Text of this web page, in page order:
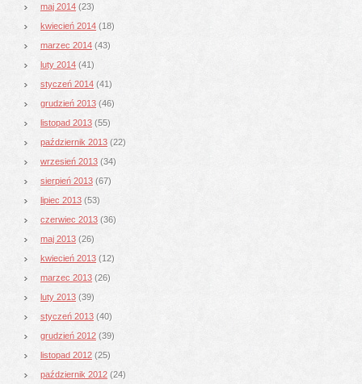
maj 2014 (23)
kwiecień 2014 (18)
marzec 2014 (43)
luty 2014 (41)
styczeń 2014 (41)
grudzień 2013 (46)
listopad 2013 (55)
październik 2013 (22)
wrzesień 2013 (34)
sierpień 2013 (67)
lipiec 2013 (53)
czerwiec 2013 (36)
maj 2013 (26)
kwiecień 2013 (12)
marzec 2013 (26)
luty 2013 (39)
styczeń 2013 (40)
grudzień 2012 (39)
listopad 2012 (25)
październik 2012 (24)